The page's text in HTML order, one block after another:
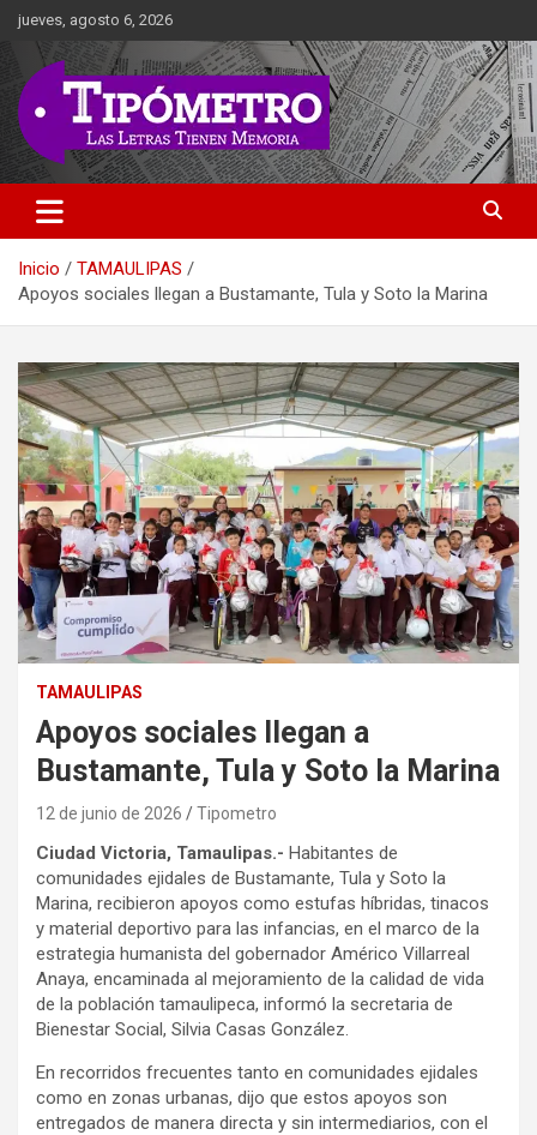
Saltar
contenido
jueves, agosto 6, 2026
Tipometro
Las Letras Tienen Memoria
Inicio
TAMAULIPAS
Apoyos sociales llegan a Bustamante, Tula y Soto la Marina
TAMAULIPAS
Apoyos sociales llegan a
Bustamante, Tula y Soto la Marina
12 de junio de 2026 Tipometro
Ciudad Victoria, Tamaulipas.- Habitantes de
comunidades ejidales de Bustamante, Tula y Soto la
Marina, recibieron apoyos como estufas híbridas, tinacos
y material deportivo para las infancias, en el marco de la
estrategia humanista del gobernador Américo Villarreal
Anaya, encaminada al mejoramiento de la calidad de vida
de la población tamaulipeca, informó la secretaria de
Bienestar Social, Silvia Casas González.
En recorridos frecuentes tanto en comunidades ejidales
como en zonas urbanas, dijo que estos apoyos son
entregados de manera directa y sin intermediarios, con el